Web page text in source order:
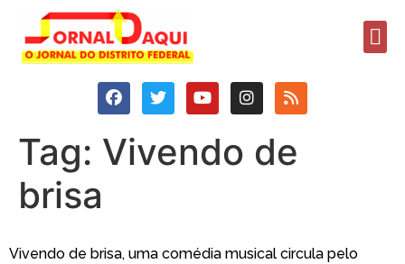
Tag: Vivendo de
brisa
Vivendo de brisa, uma comédia musical circula pelo